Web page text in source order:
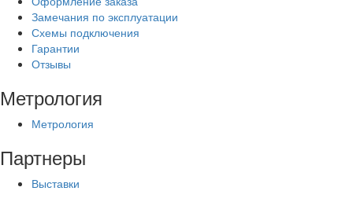
Замечания по эксплуатации
Схемы подключения
Гарантии
Отзывы
Метрология
Метрология
Партнеры
Выставки